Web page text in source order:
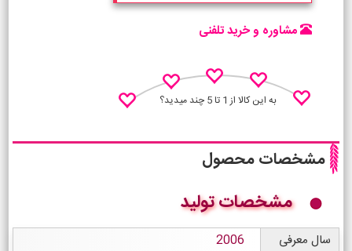
مشاوره و خرید تلفنی
به این کالا از 1 تا 5 چند میدید؟
نظـر منو اعلام کن
مشخصات محصول
مشخصات تولید
سال معرفی 2006